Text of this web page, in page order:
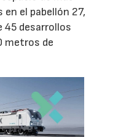
el pabellón 27,
45 desarrollos
metros de